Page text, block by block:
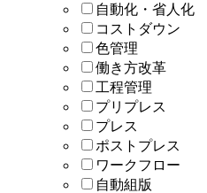
自動化・省人化
コストダウン
色管理
働き方改革
工程管理
プリプレス
プレス
ポストプレス
ワークフロー
自動組版